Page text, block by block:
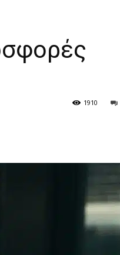
1910